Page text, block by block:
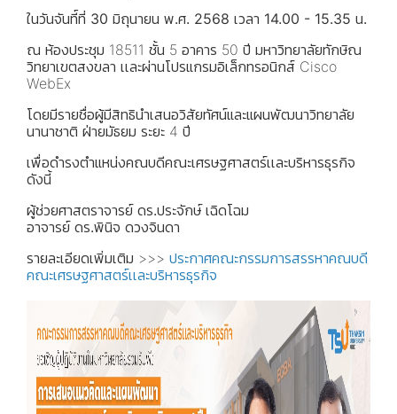
ในวันจันที์ที่ 30 มิถุนายน พ.ศ. 2568 เวลา 14.00 - 15.35 น.
ณ ห้องประชุม 18511 ชั้น 5 อาคาร 50 ปี มหาวิทยาลัยทักษิณ
วิทยาเขตสงขลา เเละผ่านโปรแกรมอิเล็กทรอนิกส์ Cisco
WebEx
โดยมีรายชื่อผู้มีสิทธินำเสนอวิสัยทัศน์และแผนพัฒนาวิทยาลัย
นานาชาติ ฝ่ายมัธยม ระยะ 4 ปี
เพื่อดำรงตำแหน่งคณบดีคณะเศรษฐศาสตร์เเละบริหารธุรกิจ
ดังนี้
ผู้ช่วยศาสตราจารย์ ดร.ประจักษ์ เฉิดโฉม
อาจารย์ ดร.พินิจ ดวงจินดา
รายละเอียดเพิ่มเติม >>> ประกาศคณะกรรมการสรรหาคณบดี
คณะเศรษฐศาสตร์เเละบริหารธุรกิจ